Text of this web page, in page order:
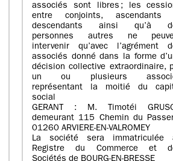
associés sont libres ; les
entre conjoints, ascendants
descendants ainsi qu’à
personnes autres ne
intervenir qu’avec l’agrément
associés donné dans la forme
décision collective extraordinaire,
un ou plusieurs
représentant la moitié du
social
GERANT : M. Timotéi
demeurant 115 Chemin du
01260 ARVIERE-EN-VALROMEY
La société sera immatriculée
Registre du Commerce et